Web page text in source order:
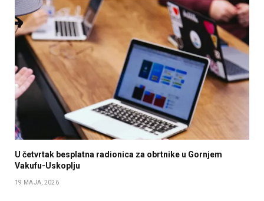
U četvrtak besplatna radionica za obrtnike u Gornjem
Vakufu-Uskoplju
19 MAJA, 2026